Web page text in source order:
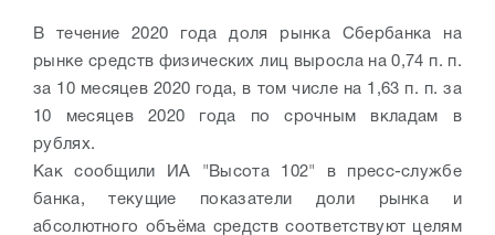
В течение 2020 года доля рынка Сбербанка на
рынке средств физических лиц выросла на 0,74 п. п.
за 10 месяцев 2020 года, в том числе на 1,63 п. п. за
10 месяцев 2020 года по срочным вкладам в
рублях.
Как сообщили ИА "Высота 102" в пресс-службе
банка, текущие показатели доли рынка и
абсолютного объёма средств соответствуют целям